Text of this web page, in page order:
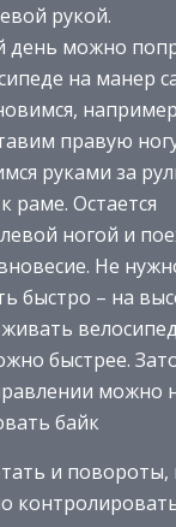
рукой.
день можно
на манер
правую
руками за
раме. Остается
ногой и
Не
быстро – на
быстрее.
можно
байк
и повороты,